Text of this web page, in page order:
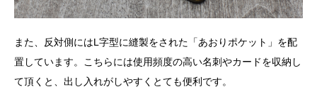
また、反対側にはL 字型に縫製をされた「あおりポケット」を配
置しています。こちらには使用頻度の高い名刺やカードを収納し
て頂くと、出し入れがしやすくとても便利です。